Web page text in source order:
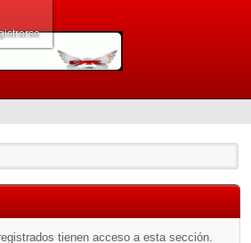
tienen acceso a esta sección.